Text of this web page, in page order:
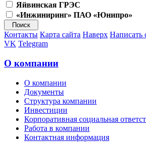
Яйвинская ГРЭС
«Инжиниринг» ПАО «Юнипро»
Контакты Карта сайта Наверх Написать
VK Telegram
О компании
О компании
Документы
Структура компании
Инвестиции
Корпоративная социальная
Работа в компании
Контактная информация